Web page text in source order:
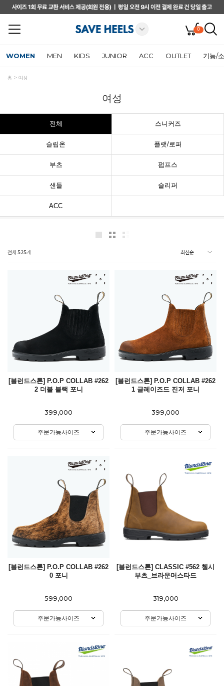
0
WOMEN MEN KIDS JUNIOR ACC OUTLET 기능/
홈 여성
여성
전체 스니커즈
슬립온 플랫/로퍼
부츠 펌프스
샌들 슬리퍼
ACC
전체 525개
[블런드스톤] P.O.P COLLAB #262
2 더블 블랙 포니
399,000
주문가능사이즈
[블런드스톤] P.O.P COLLAB #262
1 글레이즈드 진저 포니
399,000
주문가능사이즈
[블런드스톤] P.O.P COLLAB #262
0 포니
599,000
주문가능사이즈
[블런드스톤] CLASSIC #562 첼시
부츠_브라운머스타드
319,000
주문가능사이즈